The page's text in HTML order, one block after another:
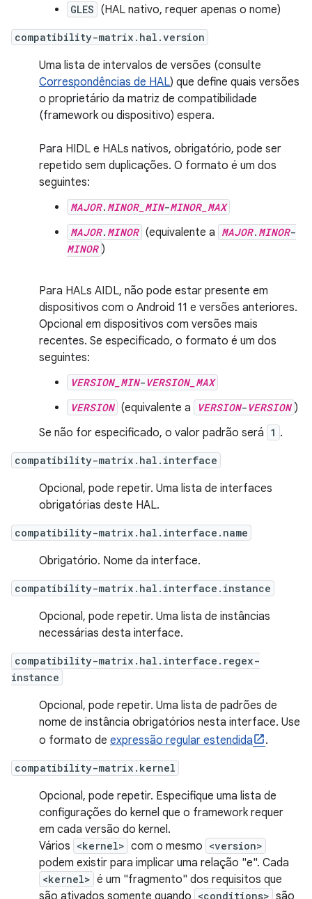
GLES (HAL nativo, requer apenas o nome)
compatibility-matrix.hal.version
Uma lista de intervalos de versões (consulte
Correspondências de HAL) que define quais versões
o proprietário da matriz de compatibilidade
(framework ou dispositivo) espera.
Para HIDL e HALs nativos, obrigatório, pode ser
repetido sem duplicações. O formato é um dos
seguintes:
MAJOR. MINOR_MIN-MINOR_MAX
MAJOR. MINOR (equivalente a MAJOR. MINOR-
MINOR )
Para HALs AIDL, não pode estar presente em
dispositivos com o Android 11 e versões anteriores.
Opcional em dispositivos com versões mais
recentes. Se especificado, o formato é um dos
seguintes:
VERSION_MIN- VERSION_MAX
VERSION (equivalente a VERSION- VERSION )
Se não for especificado, o valor padrão será 1 .
compatibility-matrix.hal.interface
Opcional, pode repetir. Uma lista de interfaces
obrigatórias deste HAL.
compatibility-matrix.hal.interface.name
Obrigatório. Nome da interface.
compatibility-matrix.hal.interface.instance
Opcional, pode repetir. Uma lista de instâncias
necessárias desta interface.
compatibility-matrix.hal.interface.regex-
instance
Opcional, pode repetir. Uma lista de padrões de
nome de instância obrigatórios nesta interface. Use
o formato de expressão regular estendida .
compatibility-matrix.kernel
Opcional, pode repetir. Especifique uma lista de
configurações do kernel que o framework requer
em cada versão do kernel.
Vários <kernel> com o mesmo <version>
podem existir para implicar uma relação "e". Cada
<kernel> é um "fragmento" dos requisitos que
são ativados somente quando <conditions> são